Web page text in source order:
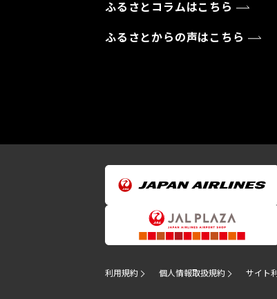
ふるさとコラムはこちら
ふるさとからの声はこちら
利用規約 個人情報取扱規約 サイト